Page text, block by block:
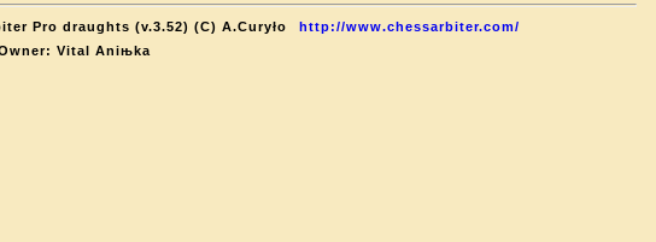
Pro draughts (v.3.52) (C) A.Curyło
http://www.chessarbiter.com/
Vital Aniњka